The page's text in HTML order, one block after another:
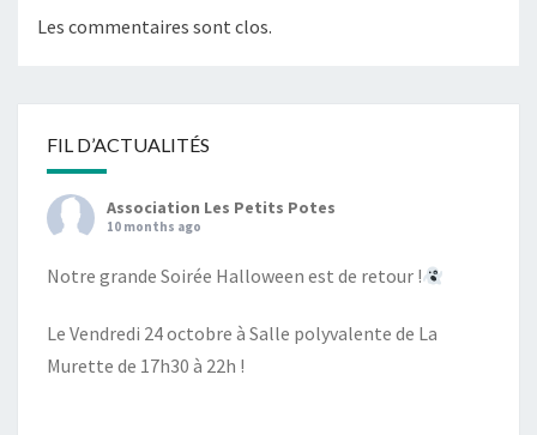
Les commentaires sont clos.
FIL D’ACTUALITÉS
Association Les Petits Potes
10 months ago
Notre grande Soirée Halloween est de retour !
Le Vendredi 24 octobre à Salle polyvalente de La
Murette de 17h30 à 22h !